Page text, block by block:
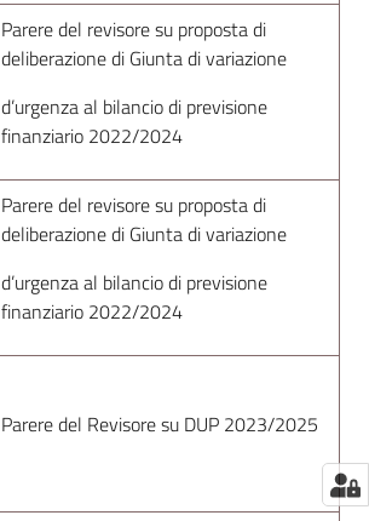
Parere del revisore su proposta di
deliberazione di Giunta di variazione
d’urgenza al bilancio di previsione
finanziario 2022/2024
Parere del revisore su proposta di
deliberazione di Giunta di variazione
d’urgenza al bilancio di previsione
finanziario 2022/2024
Parere del Revisore su DUP 2023/2025